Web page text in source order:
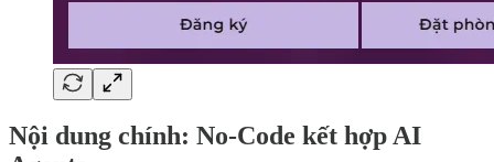
Nội dung chính: No-Code kết hợp AI